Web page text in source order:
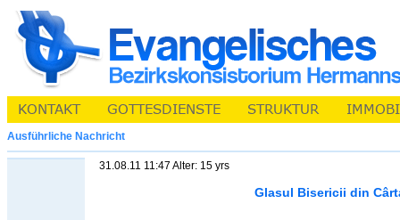
Ausführliche Nachricht
31.08.11 11:47 Alter: 15 yrs
Glasul Bisericii din